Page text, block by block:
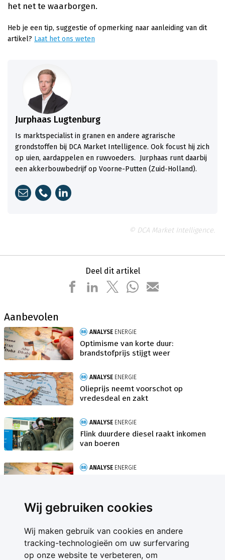
Wij gebruiken cookies
Wij maken gebruik van cookies en andere
tracking-technologieën om uw surfervaring
op onze website te verbeteren, om
het net te waarborgen.
Heb je een tip, suggestie of opmerking naar aanleiding van dit
artikel? Laat het ons weten
Jurphaas Lugtenburg
Is marktspecialist in granen en andere agrarische
grondstoffen bij DCA Market Intelligence. Ook focust hij zich
op uien, aardappelen en ruwvoeders. Jurphaas runt daarbij
een akkerbouwbedrijf op Voorne-Putten (Zuid-Holland).
© DCA Market Intelligence.
Deel dit artikel
Aanbevolen
ANALYSE ENERGIE
Optimisme van korte duur:
brandstofprijs stijgt weer
ANALYSE ENERGIE
Olieprijs neemt voorschot op
vredesdeal en zakt
ANALYSE ENERGIE
Flink duurdere diesel raakt inkomen
van boeren
ANALYSE ENERGIE